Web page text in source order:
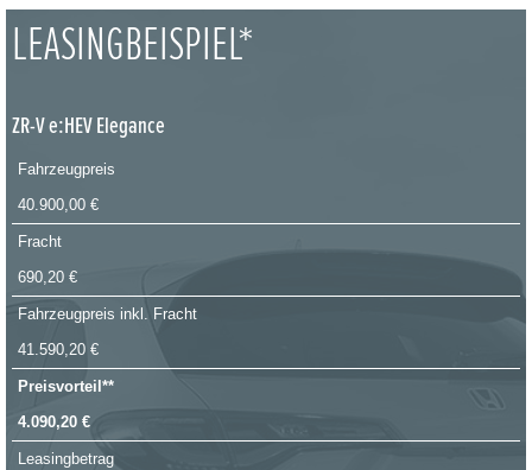
LEASINGBEISPIEL*
ZR-V e:HEV Elegance
Fahrzeugpreis
40.900,00 €
Fracht
690,20 €
Fahrzeugpreis inkl. Fracht
41.590,20 €
Preisvorteil**
4.090,20 €
Leasingbetrag